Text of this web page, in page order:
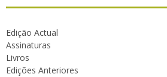
Edição Actual
Assinaturas
Livros
Edições Anteriores